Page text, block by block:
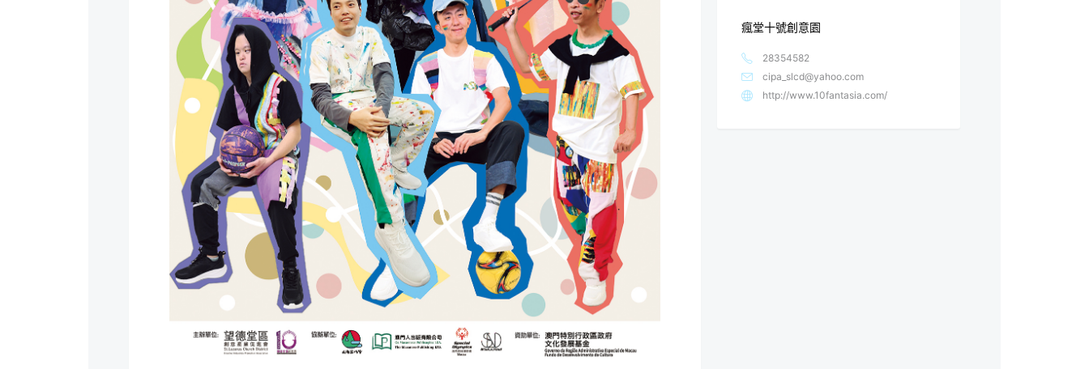
瘋堂十號創意園
28354582
cipa_slcd@yahoo.com
http://www.10fantasia.com/